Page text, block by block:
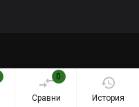
0
Сравни История
Уеб сайт от Marketing Vision